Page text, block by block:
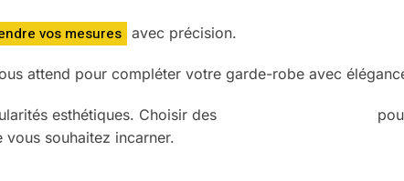
vos mesures avec précision.
attend pour compléter votre garde-robe avec
esthétiques. Choisir des
vous souhaitez incarner.